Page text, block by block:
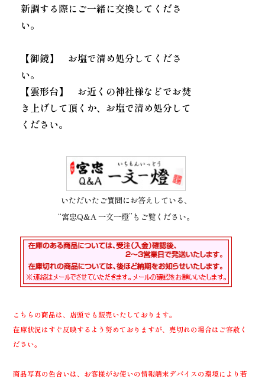
新調する際にご一緒に交換してくださ
い。
【御鏡】 お塩で清め処分してくださ
い。
【雲形台】 お近くの神社様などでお焚
き上げして頂くか、お塩で清め処分して
ください。
いただいたご質問にお答えしている、
“宮忠Q&A 一文一燈”もご覧ください。
こちらの商品は、店頭でも販売いたしております。
在庫状況はすぐ反映するよう努めておりますが、売切れの場合はご容赦く
ださい。
商品写真の色合いは、お客様がお使いの情報端末デバイスの環境により若